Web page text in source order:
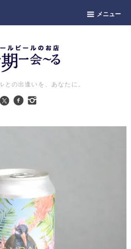
メニュー
との出逢いを、あなたに。